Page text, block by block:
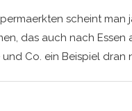
scheint man
das auch nach Essen
Co. ein Beispiel dran